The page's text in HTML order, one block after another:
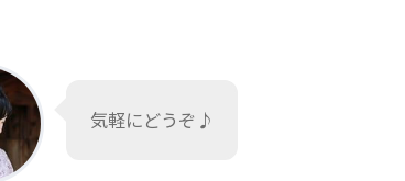
気軽にどうぞ♪